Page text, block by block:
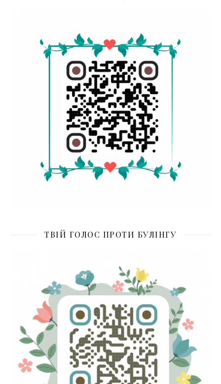
ТВІЙ ГОЛОС ПРОТИ БУЛІНГУ